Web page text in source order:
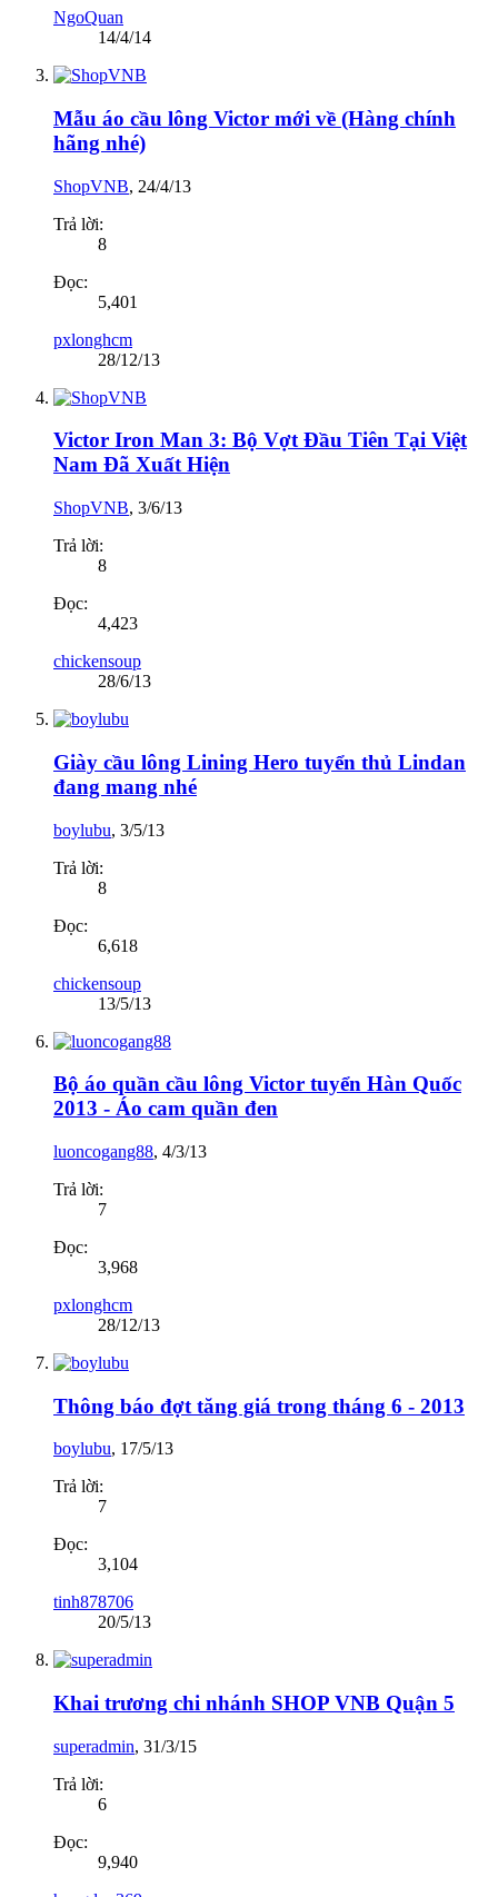
NgoQuan
14/4/14
Mẫu áo cầu lông Victor mới về (Hàng chính
hãng nhé)
ShopVNB, 24/4/13
Trả lời:
8
Đọc:
5,401
pxlonghcm
28/12/13
Victor Iron Man 3: Bộ Vợt Đầu Tiên Tại Việt
Nam Đã Xuất Hiện
ShopVNB, 3/6/13
Trả lời:
8
Đọc:
4,423
chickensoup
28/6/13
Giày cầu lông Lining Hero tuyển thủ Lindan
đang mang nhé
boylubu, 3/5/13
Trả lời:
8
Đọc:
6,618
chickensoup
13/5/13
Bộ áo quần cầu lông Victor tuyển Hàn Quốc
2013 - Áo cam quần đen
luoncogang88, 4/3/13
Trả lời:
7
Đọc:
3,968
pxlonghcm
28/12/13
Thông báo đợt tăng giá trong tháng 6 - 2013
boylubu, 17/5/13
Trả lời:
7
Đọc:
3,104
tinh878706
20/5/13
Khai trương chi nhánh SHOP VNB Quận 5
superadmin, 31/3/15
Trả lời:
6
Đọc:
9,940